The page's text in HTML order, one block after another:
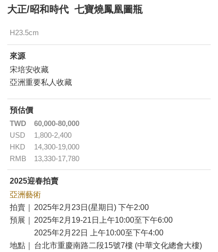
大正/昭和時代 七寶燒鳳凰圖瓶
H23.5cm
來源
宋培安收藏
亞洲重要私人收藏
預估價
TWD
60,000-80,000
USD
1,800-2,400
HKD
14,300-19,000
RMB
13,330-17,780
2025迎春拍賣
亞洲藝術
拍賣｜
2025年2月23日(星期日) 下午2:00
預展｜
2025年2月19-21日上午10:00至下午6:00
2025年2月22日 上午10:00至下午4:00
地點｜
台北市重慶南路二段15號7樓 (中華文化總會大樓)